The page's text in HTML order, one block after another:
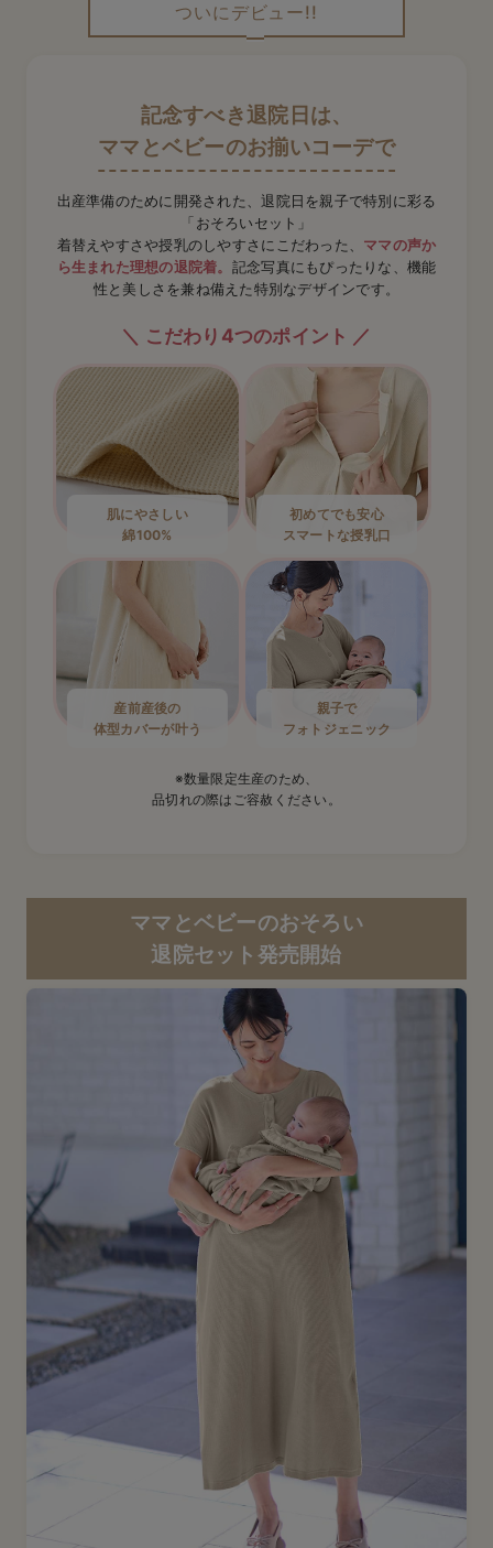
ついにデビュー!!
記念すべき退院日は、
ママとベビーのお揃いコーデで
出産準備のために開発された、退院日を親子で特別に彩る
「おそろいセット」
着替えやすさや授乳のしやすさにこだわった、 ママの声か
ら生まれた理想の退院着。 記念写真にもぴったりな、 機能
性と美しさを兼ね備えた特別なデザインです。
こだわり4つのポイント
肌にやさしい
綿100%
初めてでも安心
スマートな授乳口
産前産後の
体型カバーが叶う
親子で
フォトジェニック
※数量限定生産のため、
品切れの際はご容赦ください。
ママとベビーのおそろい
退院セット発売開始